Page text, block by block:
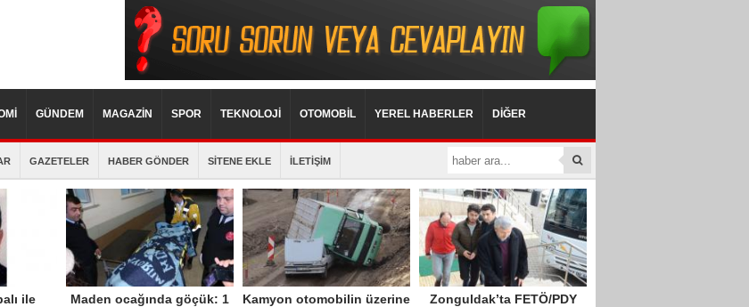
GÜNDEM MAGAZİN SPOR TEKNOLOJİ OTOMOBİL YEREL HABERLER DİĞER
GAZETELER HABER GÖNDER SİTENE EKLE İLETİŞİM
ile
Maden ocağında göçük: 1
Kamyon otomobilin üzerine
Zonguldak’ta FETÖ/PDY